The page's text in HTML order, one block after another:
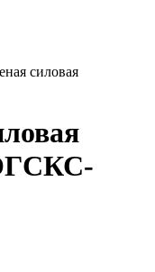
силовая